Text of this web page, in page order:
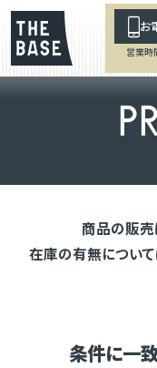
お
営業時
P
商品の販売
在庫の有無につい
条件に一